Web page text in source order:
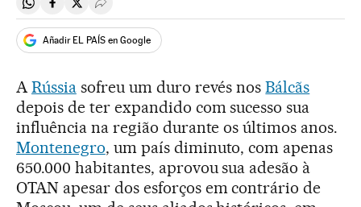
Compartir en Whatsapp
Compartir en Facebook
Compartir en Twitter
Desplegar Redes Sociales
Añadir EL PAÍS en Google
ARússiasofreu um duro revés nosBálcãs
depois de ter expandido com sucesso sua
influência na região durante os últimos anos.
Montenegro, um país diminuto, com apenas
650.000 habitantes, aprovou sua adesão à
OTAN apesar dos esforços em contrário de